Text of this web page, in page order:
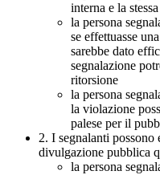
interna e la
la persona
se effettuasse
sarebbe dato
segnalazione
ritorsione
la persona
la violazione
palese per il
2. I segnalanti possono
divulgazione pubblica
la persona